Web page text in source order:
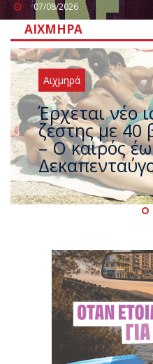
07/08/2026
ΑΙΧΜΗΡΆ
Αιχμηρά
Άφαντος ο
που η χώρα